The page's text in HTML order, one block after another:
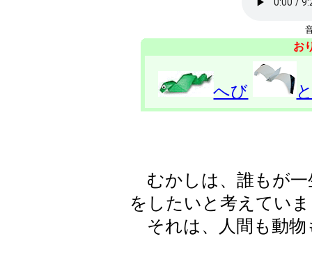
お
へび
むかしは、誰もが一
をしたいと考えてい
それは、人間も動物